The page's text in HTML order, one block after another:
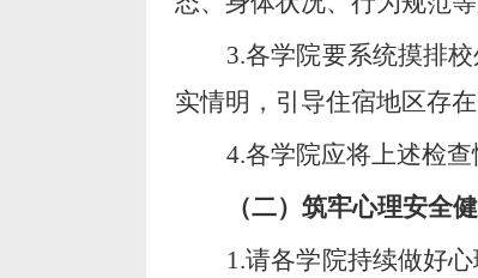
3.各学院要系统摸排
实情明，引导住宿地区存
4.各学院应将上述检
（二）筑牢心理安全
1.请各学院持续做好